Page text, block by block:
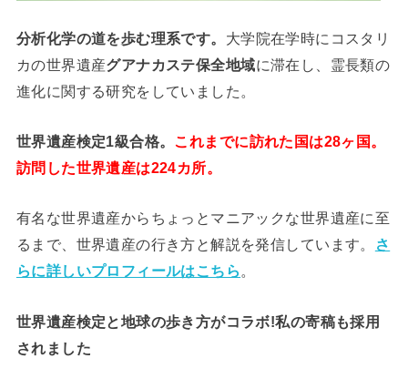
分析化学の道を歩む理系です。 大学院在学時にコスタリ
カの世界遺産グアナカステ保全地域に滞在し、霊長類の
進化に関する研究をしていました。
世界遺産検定1級合格。 これまでに訪れた国は28ヶ国。
訪問した世界遺産は224カ所。
有名な世界遺産からちょっとマニアックな世界遺産に至
るまで、世界遺産の行き方と解説を発信しています。
さ
らに詳しいプロフィールはこちら 。
世界遺産検定と地球の歩き方がコラボ!私の寄稿も採用
されました